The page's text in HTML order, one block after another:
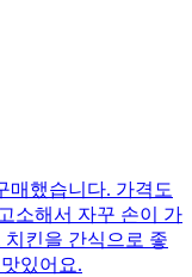
매했습니다. 가격도
소해서 자꾸 손이 가
킨을 간식으로 좋
있어요.